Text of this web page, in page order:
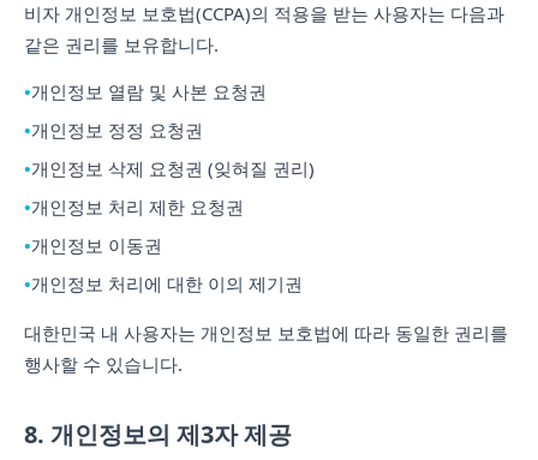
비자 개인정보 보호법(CCPA)의 적용을 받는 사용자는 다음과
같은 권리를 보유합니다.
개인정보 열람 및 사본 요청권
개인정보 정정 요청권
개인정보 삭제 요청권 (잊혀질 권리)
개인정보 처리 제한 요청권
개인정보 이동권
개인정보 처리에 대한 이의 제기권
대한민국 내 사용자는 개인정보 보호법에 따라 동일한 권리를
행사할 수 있습니다.
8. 개인정보의 제3자 제공